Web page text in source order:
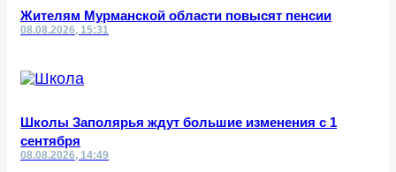
Жителям Мурманской области повысят пенсии
08.08.2026, 15:31
Школы Заполярья ждут большие изменения с 1
сентября
08.08.2026, 14:49